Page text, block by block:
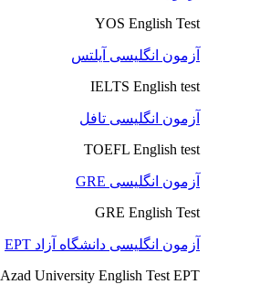
YOS English Test
آزمون انگلیسی آیلتس
IELTS English test
آزمون انگلیسی تافل
TOEFL English test
آزمون انگلیسی GRE
GRE English Test
آزمون انگلیسی دانشگاه آزاد EPT
Azad University English Test EPT